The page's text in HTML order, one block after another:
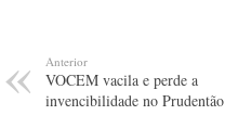
Anterior
VOCEM vacila e perde a
invencibilidade no Prudentão